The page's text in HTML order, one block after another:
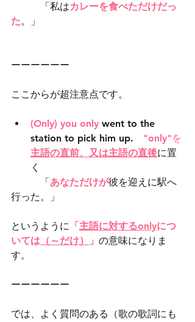
「私はカレーを食べただけだっ
た。」
ーーーーーー
ここからが超注意点です。
(Only) you only went to the
station to pick him up.
"only"を
主語の直前、又は主語の直後に置
く
「あなただけが彼を迎えに駅へ
行った。」
というように 「主語に対するonlyにつ
いては （～だけ） 」 の意味になりま
す。
ーーーーーー
では、よく質問のある（歌の歌詞にも